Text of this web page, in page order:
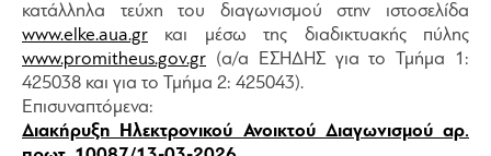
κατάλληλα τεύχη του διαγωνισμού στην ιστοσελίδα
www.elke.aua.gr και µέσω της διαδικτυακής πύλης
www.promitheus.gov.gr (α/α ΕΣΗΔΗΣ για το Τμήμα 1:
425038 και για το Τμήμα 2: 425043).
Επισυναπτόμενα:
Διακήρυξη Ηλεκτρονικού Ανοικτού Διαγωνισμού αρ.